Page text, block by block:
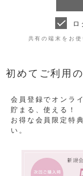
ロ
共有の端末をお
初めてご利用
会員登録でオンラ
貯まる、使える！
お得な会員限定特
い。